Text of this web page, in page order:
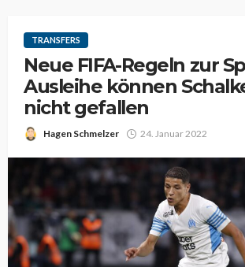
TRANSFERS
Neue FIFA-Regeln zur
Ausleihe können
nicht gefallen
Hagen Schmelzer 24. Januar 2022